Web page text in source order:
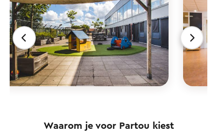
Waarom je voor Partou kiest